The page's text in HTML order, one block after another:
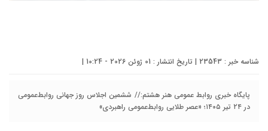
شناسه خبر : 23543 | تاریخ انتشار : 01 ژوئن 2026 - 10:24 |
پایگاه خبری روابط عمومی هنر هشتم:// ششمین اجلاس روز جهانی روابط‌عمومی
در ۲۴ تیر ۱۴۰۵؛ «عصر طلایی روابط‌عمومی راهبردی»